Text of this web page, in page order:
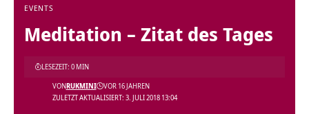
EVENTS
Meditation – Zitat des Tages
ZULETZT AKTUALISIERT: 3. JULI 2018 13:04
VONRUKMINI VOR 16 JAHREN
LESEZEIT: 0 MIN